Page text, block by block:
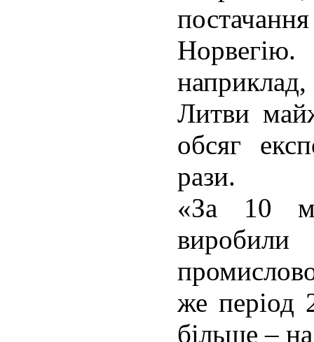
Литви
обсяг
рази.
«За 10
же період
більше –